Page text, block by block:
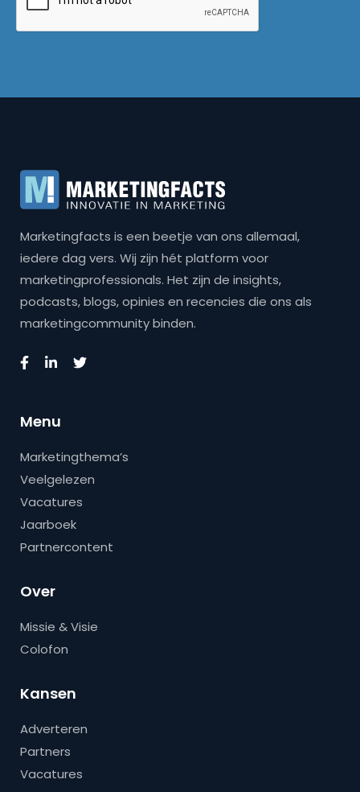
Marketingfacts is een beetje van ons allemaal,
iedere dag vers. Wij zijn hét platform voor
marketingprofessionals. Het zijn de insights,
podcasts, blogs, opinies en recencies die ons als
marketingcommunity binden.
Menu
Marketingthema’s
Veelgelezen
Vacatures
Jaarboek
Partnercontent
Over
Missie & Visie
Colofon
Kansen
Adverteren
Partners
Vacatures